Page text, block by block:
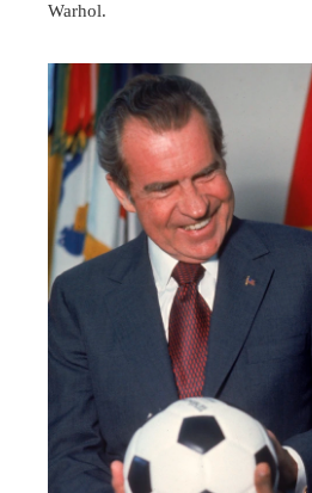
Warhol.